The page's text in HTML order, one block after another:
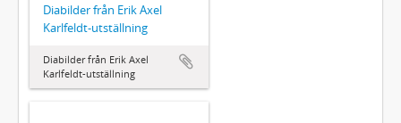
Diabilder från Erik Axel
Karlfeldt-utställning
Diabilder från Erik Axel
Karlfeldt-utställning